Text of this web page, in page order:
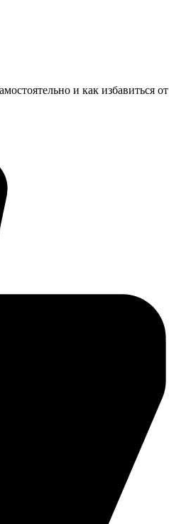
и как избавиться от